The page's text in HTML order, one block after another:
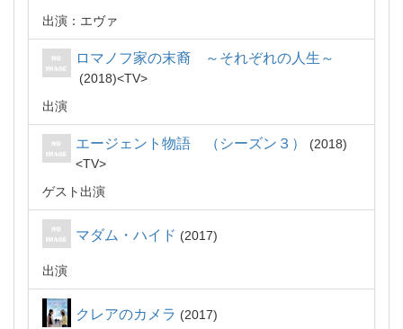
出演：エヴァ
ロマノフ家の末裔 ～それぞれの人生～
2018
TV
出演
エージェント物語 （シーズン３）
2018
TV
ゲスト出演
マダム・ハイド 2017
出演
クレアのカメラ 2017